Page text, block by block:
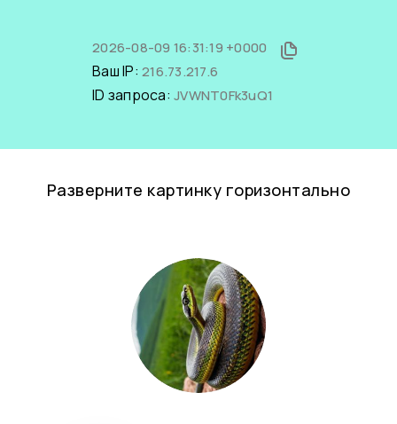
2026-08-09 16:31:19 +0000
Ваш IP: 216.73.217.6
ID запроса: JVWNT0Fk3uQ1
Разверните картинку горизонтально